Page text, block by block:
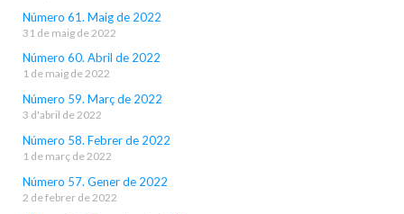
Número 61. Maig de 2022
31 de maig de 2022
Número 60. Abril de 2022
1 de maig de 2022
Número 59. Març de 2022
3 d'abril de 2022
Número 58. Febrer de 2022
1 de març de 2022
Número 57. Gener de 2022
2 de febrer de 2022